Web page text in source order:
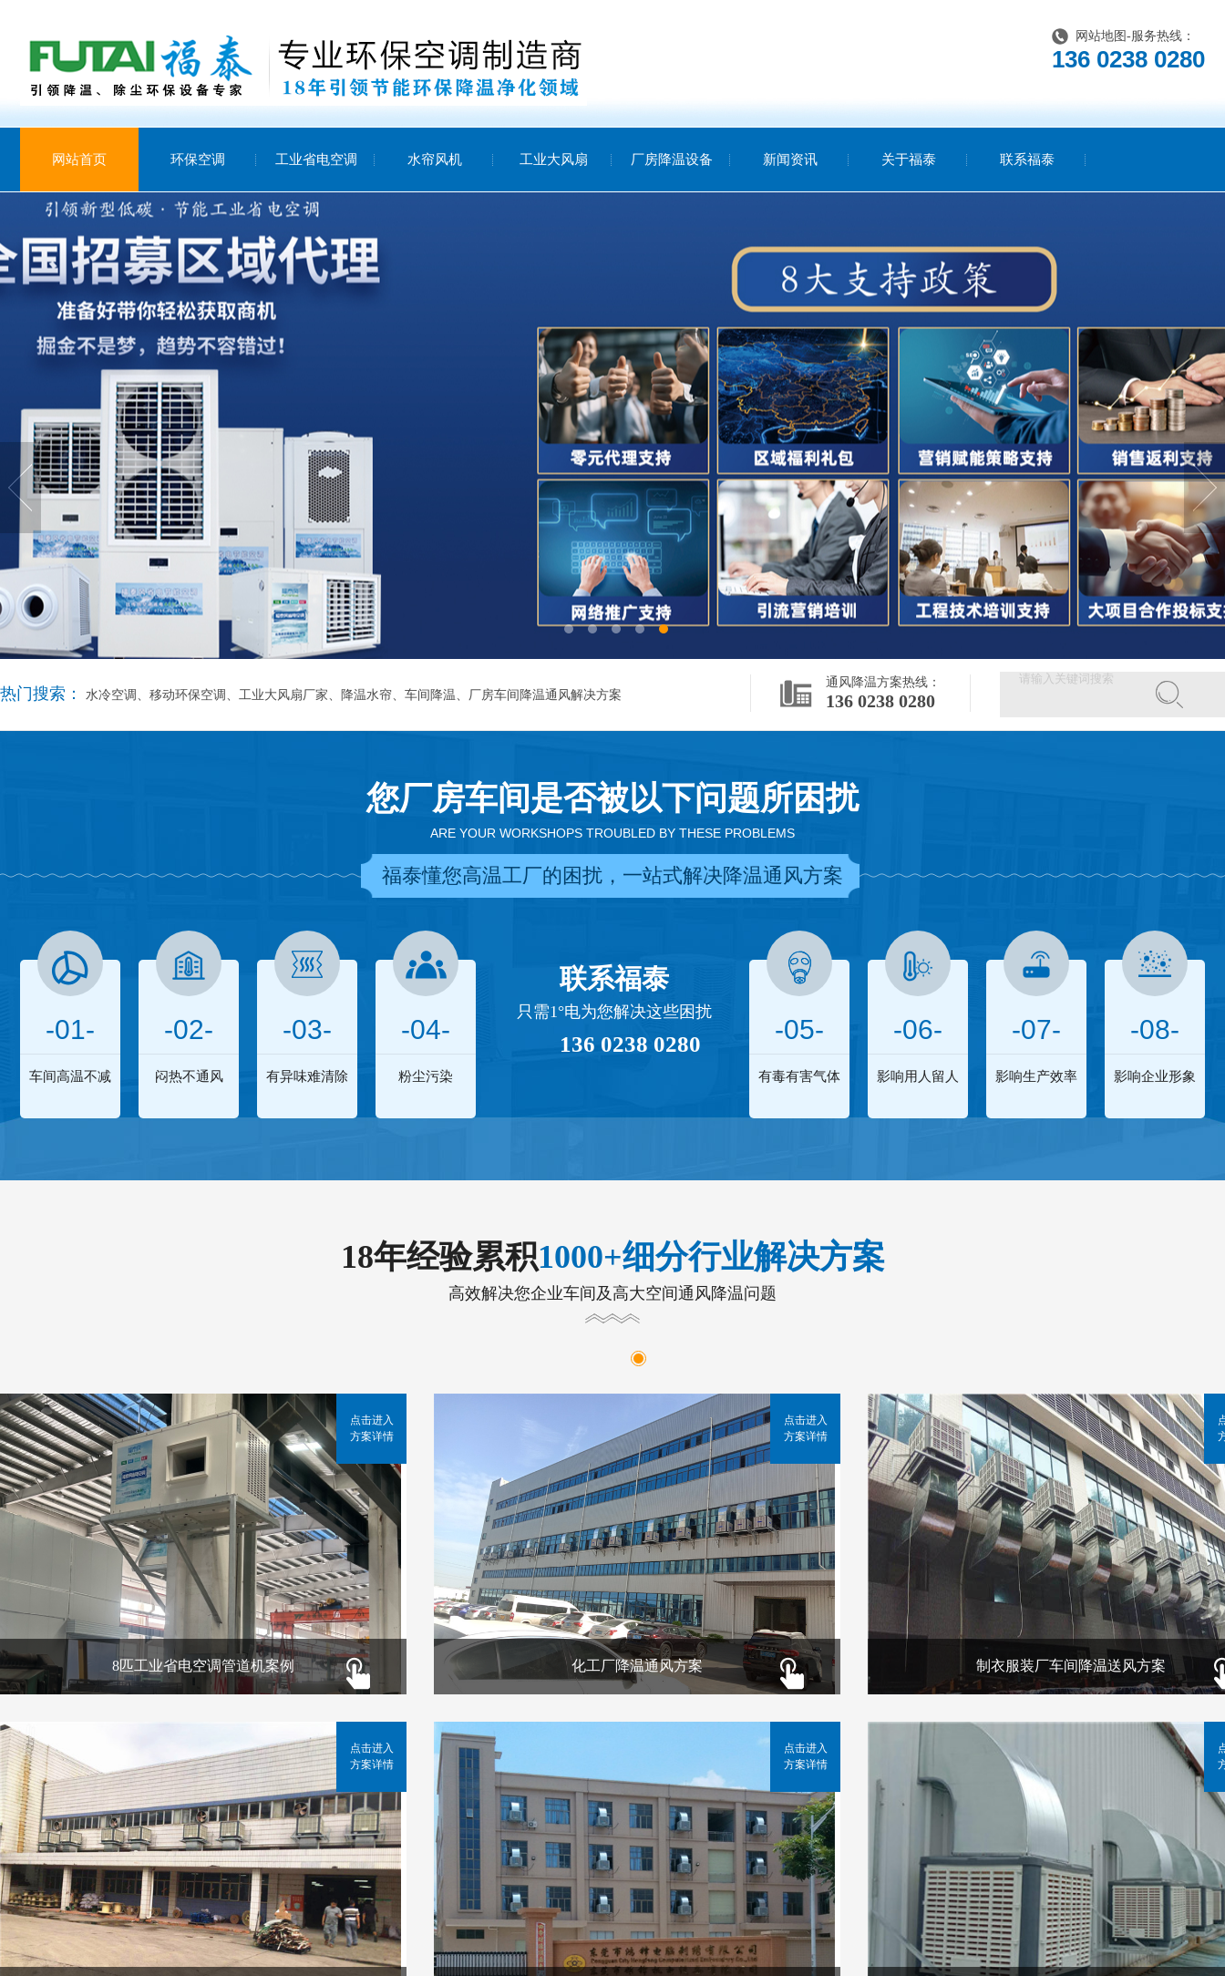
网站地图 -服务热线：
136 0238 0280
网站首页 环保空调 工业省电空调 水帘风机 工业大风扇 厂房降温设备 新闻资讯 关于福泰 联系福泰
热门搜索： 水冷空调、移动环保空调、工业大风扇厂家、降温水帘、车间降温、厂房车间降温通风解决方案
通风降温方案热线：
136 0238 0280
您厂房车间是否被以下问题所困扰
ARE YOUR WORKSHOPS TROUBLED BY THESE PROBLEMS
福泰懂您高温工厂的困扰，一站式解决降温通风方案
-01-
车间高温不减
-02-
闷热不通风
-03-
有异味难清除
-04-
粉尘污染
联系福泰
只需1°电为您解决这些困扰
136 0238 0280 -05-
有毒有害气体
-06-
影响用人留人
-07-
影响生产效率
-08-
影响企业形象
18年经验累积1000+细分行业解决方案
高效解决您企业车间及高大空间通风降温问题
8匹工业省电空调管道机案例
点击进入
方案详情
化工厂降温通风方案
点击进入
方案详情
制衣服装厂车间降温送风方案
点击进入
方案详情
点击进入
方案详情